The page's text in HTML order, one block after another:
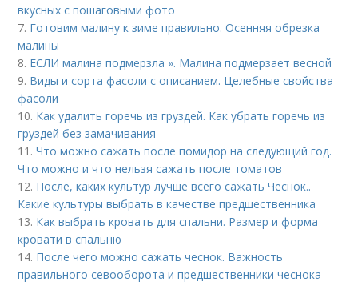
вкусных с пошаговыми фото
7. Готовим малину к зиме правильно. Осенняя обрезка
малины
8. ЕСЛИ малина подмерзла ». Малина подмерзает весной
9. Виды и сорта фасоли с описанием. Целебные свойства
фасоли
10. Как удалить горечь из груздей. Как убрать горечь из
груздей без замачивания
11.Что можно сажать после помидор на следующий год.
Что можно и что нельзя сажать после томатов
12. После, каких культур лучше всего сажать Чеснок..
Какие культуры выбрать в качестве предшественника
13. Как выбрать кровать для спальни. Размер и форма
кровати в спальню
14. После чего можно сажать чеснок. Важность
правильного севооборота и предшественники чеснока